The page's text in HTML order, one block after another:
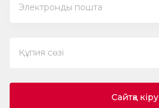
Сайтқа кіру